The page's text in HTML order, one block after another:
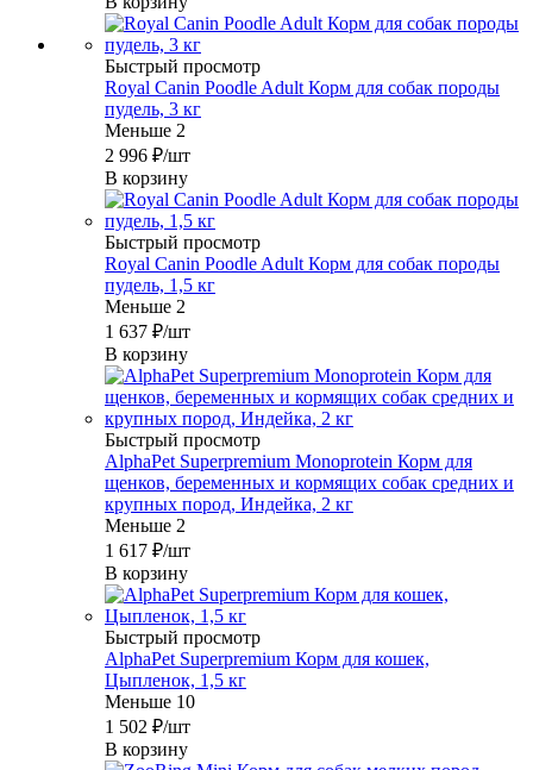
Быстрый просмотр
Royal Canin Poodle Adult Корм для собак породы
пудель, 3 кг
Меньше 2
2 996 ₽/шт
В корзину
Быстрый просмотр
Royal Canin Poodle Adult Корм для собак породы
пудель, 1,5 кг
Меньше 2
1 637 ₽/шт
В корзину
Быстрый просмотр
AlphaPet Superpremium Monoprotein Корм для
щенков, беременных и кормящих собак средних и
крупных пород, Индейка, 2 кг
Меньше 2
1 617 ₽/шт
В корзину
Быстрый просмотр
AlphaPet Superpremium Корм для кошек,
Цыпленок, 1,5 кг
Меньше 10
1 502 ₽/шт
В корзину